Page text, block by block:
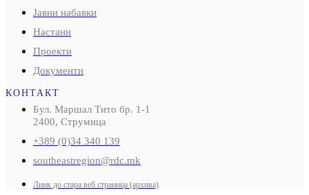
Јавни набавки
Настани
Проекти
Документи
КОНТАКТ
Бул. Маршал Тито бр. 1-1
2400, Струмица
+389 (0)34 340 139
southeastregion@rdc.mk
Линк до стара веб страница (архива)